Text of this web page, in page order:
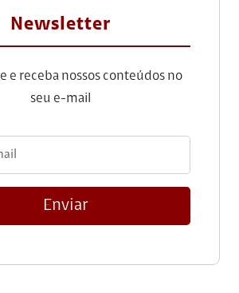
Newsletter
e receba nossos conteúdos no
seu e-mail
Enviar